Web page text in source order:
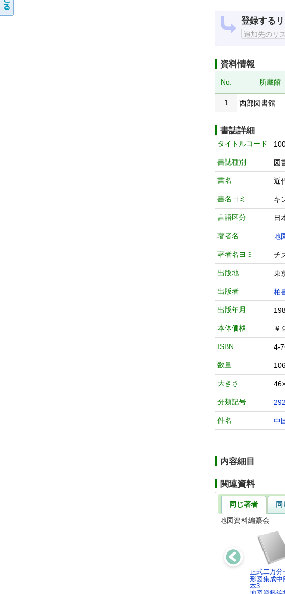
登録する
資料情報
No. 所蔵館
1
西部図書館
書誌詳細
タイトルコード
書誌種別 図
書名 近
書名ヨミ キ
言語区分 日
著者名 地
著者名ヨミ チ
出版地 東
出版者 柏
出版年月
本体価格 ￥
ISBN 4-
数量
大きさ
分類記号
件名 中
内容細目
関連資料
同じ著者
地図資料編纂会
正式二万分
形図集成中
本3